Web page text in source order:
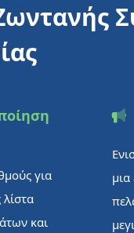
για
και